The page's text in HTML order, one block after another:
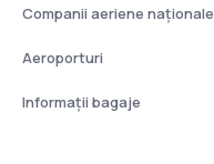
Companii aeriene naţionale
Aeroporturi
Informații bagaje